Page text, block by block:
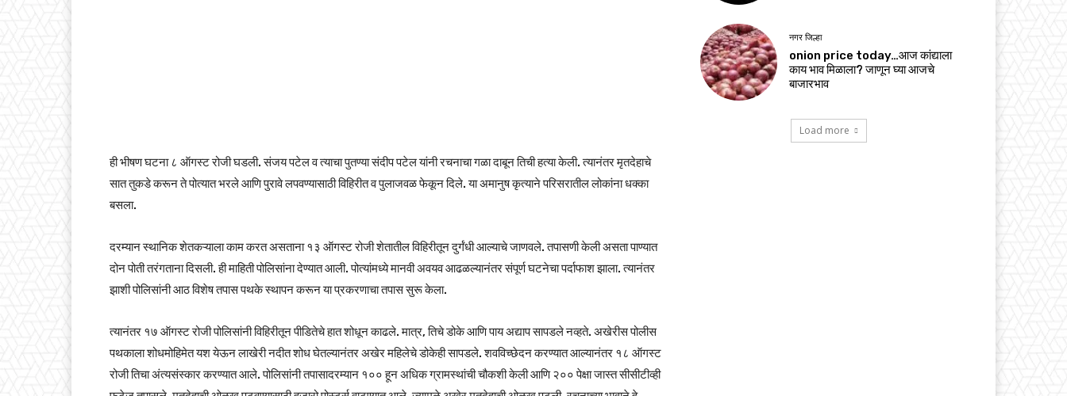
ही भीषण घटना ८ ऑगस्ट रोजी घडली. संजय पटेल व त्याचा पुतण्या संदीप पटेल यांनी रचनाचा गळा दाबून तिची हत्या केली. त्यानंतर मृतदेहाचे
सात तुकडे करून ते पोत्यात भरले आणि पुरावे लपवण्यासाठी विहिरीत व पुलाजवळ फेकून दिले. या अमानुष कृत्याने परिसरातील लोकांना धक्का
बसला.
दरम्यान स्थानिक शेतकऱ्याला काम करत असताना १३ ऑगस्ट रोजी शेतातील विहिरीतून दुर्गंधी आल्याचे जाणवले. तपासणी केली असता पाण्यात
दोन पोती तरंगताना दिसली. ही माहिती पोलिसांना देण्यात आली. पोत्यांमध्ये मानवी अवयव आढळल्यानंतर संपूर्ण घटनेचा पर्दाफाश झाला. त्यानंतर
झाशी पोलिसांनी आठ विशेष तपास पथके स्थापन करून या प्रकरणाचा तपास सुरू केला.
त्यानंतर १७ ऑगस्ट रोजी पोलिसांनी विहिरीतून पीडितेचे हात शोधून काढले. मात्र, तिचे डोके आणि पाय अद्याप सापडले नव्हते. अखेरीस पोलीस
पथकाला शोधमोहिमेत यश येऊन लाखेरी नदीत शोध घेतल्यानंतर अखेर महिलेचे डोकेही सापडले. शवविच्छेदन करण्यात आल्यानंतर १८ ऑगस्ट
रोजी तिचा अंत्यसंस्कार करण्यात आले. पोलिसांनी तपासादरम्यान १०० हून अधिक ग्रामस्थांची चौकशी केली आणि २०० पेक्षा जास्त सीसीटीव्ही
नगर जिल्हा
onion price today…आज कांद्याला
काय भाव मिळाला? जाणून घ्या आजचे
बाजारभाव
Load more